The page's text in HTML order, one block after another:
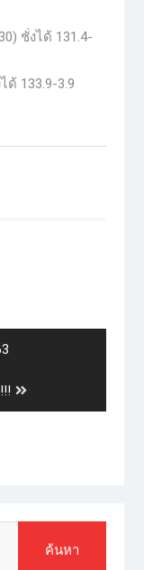
ชั่งได้ 131.4-
ด้ 133.9-3.9